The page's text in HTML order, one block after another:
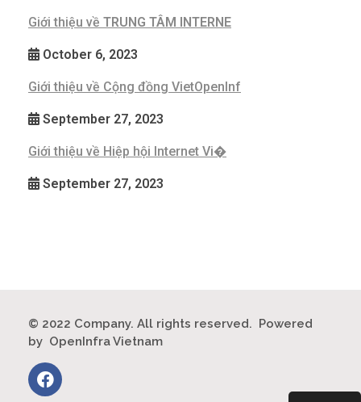
Giới thiệu về TRUNG TÂM INTERNE
October 6, 2023
Giới thiệu về Cộng đồng VietOpenInf
September 27, 2023
Giới thiệu về Hiệp hội Internet Vi�
September 27, 2023
© 2022 Company. All rights reserved. Powered
by OpenInfra Vietnam